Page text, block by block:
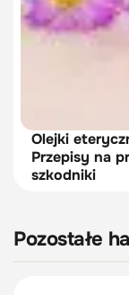
Olejki
Przepisy na
szkodniki
Pozostałe